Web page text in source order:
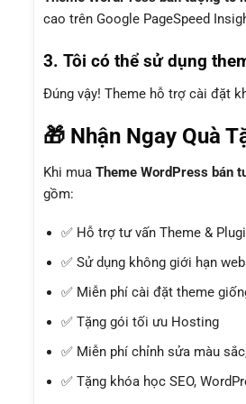
cao trên Google PageSpeed
3. Tôi có thể sử dụng
Đúng vậy! Theme hỗ trợ cài đặt
🎁 Nhận Ngay Quà
Khi mua Theme WordPress bán
gồm:
✅ Hỗ trợ tư vấn Theme &
✅ Sử dụng không giới hạn
✅ Miễn phí cài đặt theme
✅ Tặng gói tối ưu Hosting
✅ Miễn phí chỉnh sửa màu
✅ Tặng khóa học SEO,